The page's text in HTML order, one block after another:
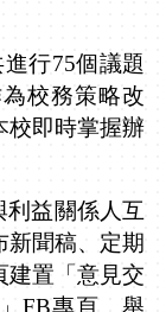
進行75個議題
校務策略改
校即時掌握辦
利益關係人互
新聞稿、定期
建置「意見交